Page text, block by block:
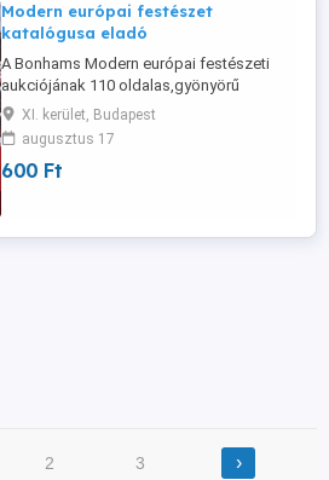
Modern európai festészet
katalógusa eladó
A Bonhams Modern európai festészeti
aukciójának 110 oldalas,gyönyörű
katalógusa,több,mint 160
képpel,árakkal,leírásokkal,új állapotban, r
e n d k í v ü l k e d v e z ő áron eladó.
XI. kerület, Budapest
augusztus 17
600 Ft
2 3 ›